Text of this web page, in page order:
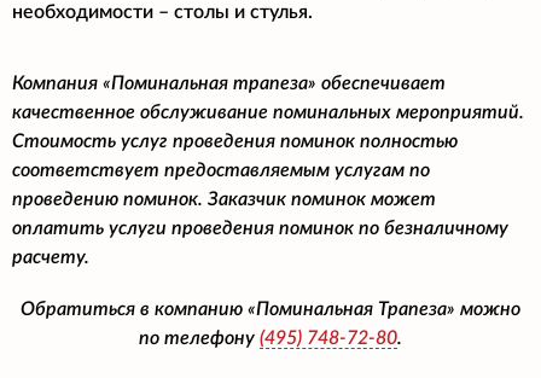
необходимости – столы и стулья.
Компания «Поминальная трапеза» обеспечивает
качественное обслуживание поминальных мероприятий.
Стоимость услуг проведения поминок полностью
соответствует предоставляемым услугам по
проведению поминок. Заказчик поминок может
оплатить услуги проведения поминок по безналичному
расчету.
Обратиться в компанию «Поминальная Трапеза» можно
по телефону (495) 748-72-80.